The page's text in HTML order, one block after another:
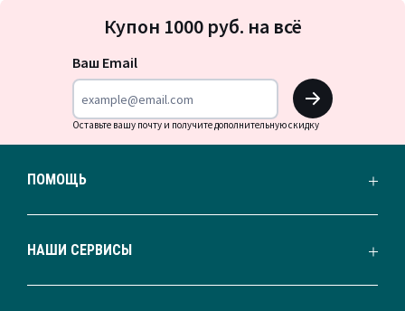
на
Купон 1000 руб. на всё
Ваш Email
OK
Оставьте вашу почту и получите дополнительную скидку
ПОМОЩЬ
НАШИ СЕРВИСЫ